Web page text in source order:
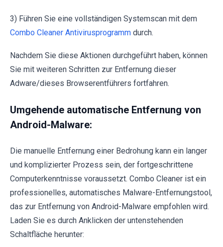
3) Führen Sie eine vollständigen Systemscan mit dem
Combo Cleaner Antivirusprogramm durch.
Nachdem Sie diese Aktionen durchgeführt haben, können
Sie mit weiteren Schritten zur Entfernung dieser
Adware/dieses Browserentführers fortfahren.
Umgehende automatische Entfernung von
Android-Malware:
Die manuelle Entfernung einer Bedrohung kann ein langer
und komplizierter Prozess sein, der fortgeschrittene
Computerkenntnisse voraussetzt. Combo Cleaner ist ein
professionelles, automatisches Malware-Entfernungstool,
das zur Entfernung von Android-Malware empfohlen wird.
Laden Sie es durch Anklicken der untenstehenden
Schaltfläche herunter: